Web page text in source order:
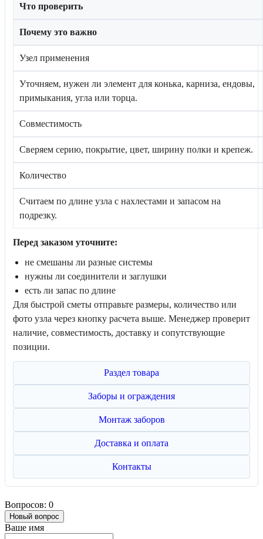
Что проверить
Почему это важно
Узел применения
Уточняем, нужен ли элемент для конька, карниза, ендовы,
примыкания, угла или торца.
Совместимость
Сверяем серию, покрытие, цвет, ширину полки и крепеж.
Количество
Считаем по длине узла с нахлестами и запасом на
подрезку.
Перед заказом уточните:
не смешаны ли разные системы
нужны ли соединители и заглушки
есть ли запас по длине
Для быстрой сметы отправьте размеры, количество или
фото узла через кнопку расчета выше. Менеджер проверит
наличие, совместимость, доставку и сопутствующие
позиции.
Раздел товара
Заборы и ограждения
Монтаж заборов
Доставка и оплата
Контакты
Вопросов: 0
Новый вопрос
Ваше имя